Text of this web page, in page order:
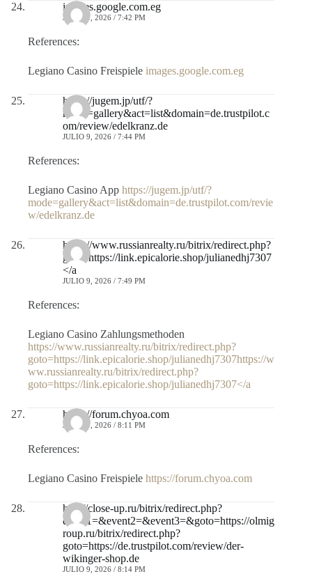
images.google.com.eg
JULIO 9, 2026 / 7:42 PM
References:
Legiano Casino Freispiele images.google.com.eg
https://jugem.jp/utf/?
mode=gallery&act=list&domain=de.trustpilot.c
om/review/edelkranz.de
JULIO 9, 2026 / 7:44 PM
References:
Legiano Casino App https://jugem.jp/utf/?
mode=gallery&act=list&domain=de.trustpilot.com/revie
w/edelkranz.de
https://www.russianrealty.ru/bitrix/redirect.php?
goto=https://link.epicalorie.shop/julianedhj7307
</a
JULIO 9, 2026 / 7:49 PM
References:
Legiano Casino Zahlungsmethoden
https://www.russianrealty.ru/bitrix/redirect.php?
goto=https://link.epicalorie.shop/julianedhj7307https://w
ww.russianrealty.ru/bitrix/redirect.php?
goto=https://link.epicalorie.shop/julianedhj7307</a
https://forum.chyoa.com
JULIO 9, 2026 / 8:11 PM
References:
Legiano Casino Freispiele https://forum.chyoa.com
http://close-up.ru/bitrix/redirect.php?
event1=&event2=&event3=&goto=https://olmig
roup.ru/bitrix/redirect.php?
goto=https://de.trustpilot.com/review/der-
wikinger-shop.de
JULIO 9, 2026 / 8:14 PM